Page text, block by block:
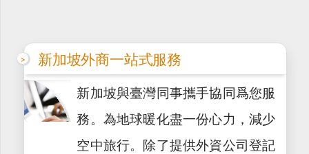
新加坡外商一站式服務
新加坡與臺灣同事攜手協同爲您服
務。為地球暖化盡一份心力，減少
空中旅行。除了提供外資公司登記